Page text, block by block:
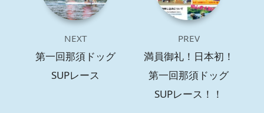
NEXT
第一回那須ドッグ
SUPレース
PREV
満員御礼！日本初！
第一回那須ドッグ
SUPレース！！